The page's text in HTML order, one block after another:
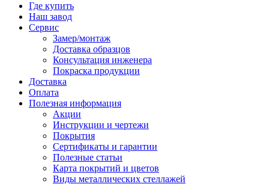
Где купить
Наш завод
Сервис
Замер/монтаж
Доставка образцов
Консультация инженера
Покраска продукции
Доставка
Оплата
Полезная информация
Акции
Инструкции и чертежи
Покрытия
Сертификаты и гарантии
Полезные статьи
Карта покрытий и цветов
Виды металлических стеллажей